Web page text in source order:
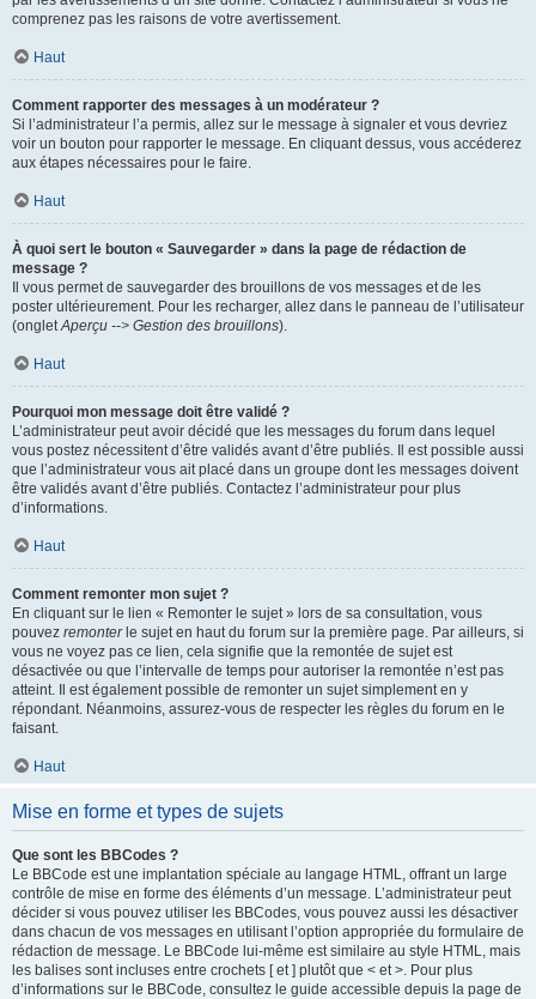
comprenez pas les raisons de votre avertissement.
Haut
Comment rapporter des messages à un modérateur ?
Si l’administrateur l’a permis, allez sur le message à signaler et vous devriez
voir un bouton pour rapporter le message. En cliquant dessus, vous accéderez
aux étapes nécessaires pour le faire.
Haut
À quoi sert le bouton « Sauvegarder » dans la page de rédaction de
message ?
Il vous permet de sauvegarder des brouillons de vos messages et de les
poster ultérieurement. Pour les recharger, allez dans le panneau de l’utilisateur
(ongletAperçu --> Gestion des brouillons).
Haut
Pourquoi mon message doit être validé ?
L’administrateur peut avoir décidé que les messages du forum dans lequel
vous postez nécessitent d’être validés avant d’être publiés. Il est possible aussi
que l’administrateur vous ait placé dans un groupe dont les messages doivent
être validés avant d’être publiés. Contactez l’administrateur pour plus
d’informations.
Haut
Comment remonter mon sujet ?
En cliquant sur le lien « Remonter le sujet » lors de sa consultation, vous
pouvez remonterle sujet en haut du forum sur la première page. Par ailleurs, si
vous ne voyez pas ce lien, cela signifie que la remontée de sujet est
désactivée ou que l’intervalle de temps pour autoriser la remontée n’est pas
atteint. Il est également possible de remonter un sujet simplement en y
répondant. Néanmoins, assurez-vous de respecter les règles du forum en le
faisant.
Haut
Mise en forme et types de sujets
Que sont les BBCodes ?
Le BBCode est une implantation spéciale au langage HTML, offrant un large
contrôle de mise en forme des éléments d’un message. L’administrateur peut
décider si vous pouvez utiliser les BBCodes, vous pouvez aussi les désactiver
dans chacun de vos messages en utilisant l’option appropriée du formulaire de
rédaction de message. Le BBCode lui-même est similaire au style HTML, mais
les balises sont incluses entre crochets [ et ] plutôt que < et >. Pour plus
d’informations sur le BBCode, consultez le guide accessible depuis la page de